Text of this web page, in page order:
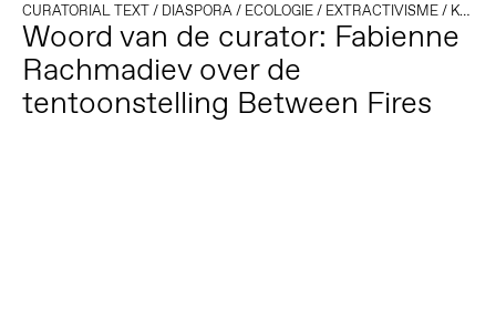
CURATORIAL TEXT/ DIASPORA/ ECOLOGIE/ EXTRACTIVISME/ KOLONIALE GESCHIEDENIS
Woord van de curator: Fabienne
Rachmadiev over de
tentoonstelling Between Fires